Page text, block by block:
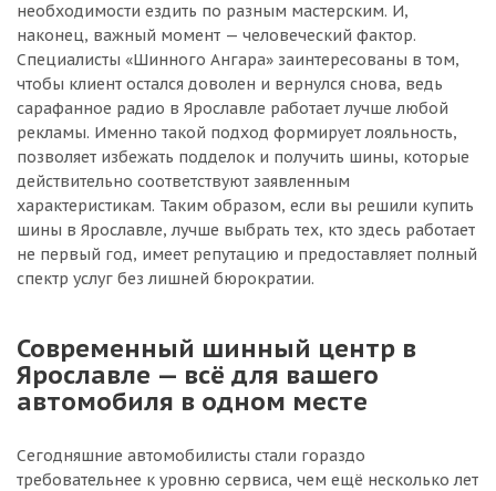
необходимости ездить по разным мастерским. И,
наконец, важный момент — человеческий фактор.
Специалисты «Шинного Ангара» заинтересованы в том,
чтобы клиент остался доволен и вернулся снова, ведь
сарафанное радио в Ярославле работает лучше любой
рекламы. Именно такой подход формирует лояльность,
позволяет избежать подделок и получить шины, которые
действительно соответствуют заявленным
характеристикам. Таким образом, если вы решили купить
шины в Ярославле, лучше выбрать тех, кто здесь работает
не первый год, имеет репутацию и предоставляет полный
спектр услуг без лишней бюрократии.
Современный шинный центр в
Ярославле — всё для вашего
автомобиля в одном месте
Сегодняшние автомобилисты стали гораздо
требовательнее к уровню сервиса, чем ещё несколько лет